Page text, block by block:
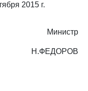
2015 г.
Министр
Н.ФЕДОРОВ